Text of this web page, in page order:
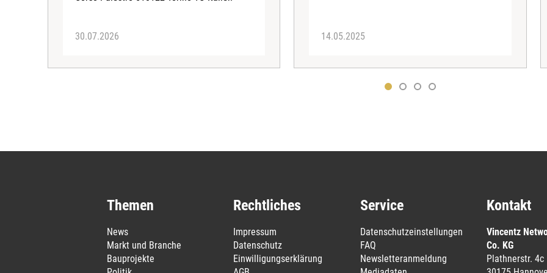
30.07.2026 14.05.2025
Themen
News
Markt und Branche
Bauprojekte
Rechtliches
Impressum
Datenschutz
Einwilligungserklärung
Service
Datenschutzeinstellungen
FAQ
Newsletteranmeldung
Kontakt
Vincentz
Co. KG
Plathnerstr. 4c